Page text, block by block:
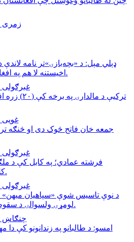
۱۷ زمری ۱۴۰۵، ۰۰:۱۰
ډېلي مېل: د «بچه‌بازۍ»تر نامه لاندې
اخیستنه لا هم په افغانستان کې دوام لري.
۱۰ غبرګولی ۱۴۰۵، ۲۳:۲۴
تركيې د
۲۶ غویی ۱۴۰۵، ۰۷:۲۵
۳۱ غبرګولی ۱۴۰۵، ۱۹:۱۲
فرشته عمادي؛ په کابل کې د
کارکوونکې وژل شوې.
۱۵ غبرګولی ۱۴۰۵، ۲۲:۱۶
د نوې تاسیس شوې «سپاهیان میهن»
لومړۍ ولسوالۍ د سقوط په اړه نوې اعلامیه.
۲۷ چنګاښ ۱۴۰۵، ۱۶:۳۶